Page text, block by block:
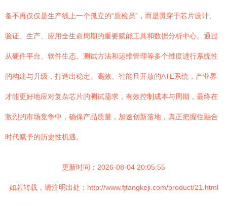
备不再仅仅是生产线上一个孤立的“质检员”，而是贯穿于芯片设计、
验证、生产、应用全生命周期的重要赋能工具和数据分析中心。通过
从硬件平台、软件生态、测试方法和运维管理等多个维度进行系统性
的构建与升级，打造出稳定、高效、智能且开放的ATE系统，产业界
才能更好地应对复杂芯片的测试需求，有效控制成本与周期，最终在
激烈的市场竞争中，确保产品质量，加速创新落地，真正把握住融合
时代赋予的历史性机遇。
更新时间：2026-08-04 20:05:55
如若转载，请注明出处：http://www.fjfangkeji.com/product/21.html